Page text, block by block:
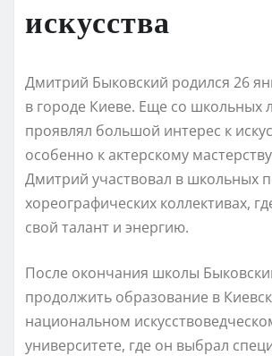
искусства
Дмитрий Быковский родился 26
в городе Киеве. Еще со школьных
проявлял большой интерес к
особенно к актерскому
Дмитрий участвовал в школьных
хореографических коллективах,
свой талант и энергию.
После окончания школы
продолжить образование в
национальном
университете, где он выбрал